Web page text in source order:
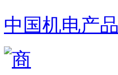
中国机电产